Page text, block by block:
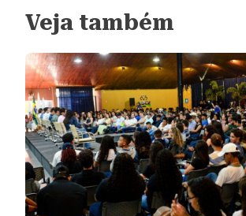
Veja também